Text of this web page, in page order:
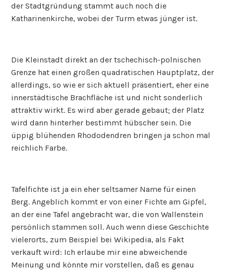
der Stadtgründung stammt auch noch die
Katharinenkirche, wobei der Turm etwas jünger ist.
Die Kleinstadt direkt an der tschechisch-polnischen
Grenze hat einen großen quadratischen Hauptplatz, der
allerdings, so wie er sich aktuell präsentiert, eher eine
innerstädtische Brachfläche ist und nicht sonderlich
attraktiv wirkt. Es wird aber gerade gebaut; der Platz
wird dann hinterher bestimmt hübscher sein. Die
üppig blühenden Rhododendren bringen ja schon mal
reichlich Farbe.
Tafelfichte ist ja ein eher seltsamer Name für einen
Berg. Angeblich kommt er von einer Fichte am Gipfel,
an der eine Tafel angebracht war, die von Wallenstein
persönlich stammen soll. Auch wenn diese Geschichte
vielerorts, zum Beispiel bei Wikipedia, als Fakt
verkauft wird: Ich erlaube mir eine abweichende
Meinung und könnte mir vorstellen, daß es genau